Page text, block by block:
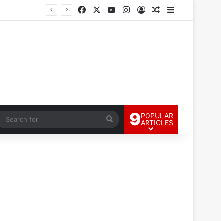
FacebookYouTubeInstagram
Log InRandom Article
Sidebar
Article
Search
for
9POPULAR
ARTICLES